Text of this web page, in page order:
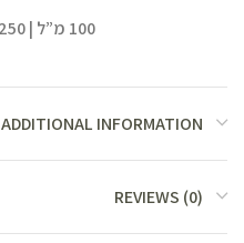
100 מ”ל | 250 מ”ל | 500 מ”ל
ADDITIONAL INFORMATION
REVIEWS (0)